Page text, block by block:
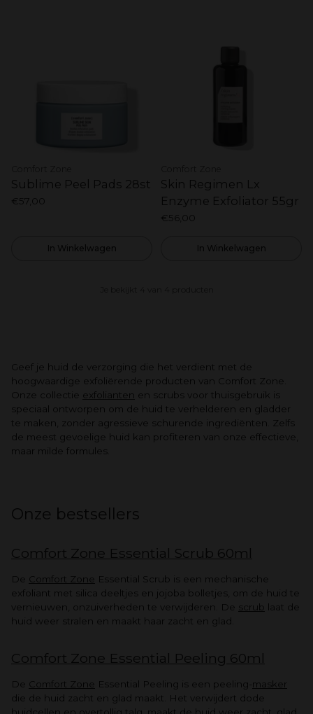
Sublime Peel Pads 28st
€57,00
In Winkelwagen
Skin Regimen Lx
Enzyme Exfoliator 55gr
€56,00
In Winkelwagen
Geef je huid de verzorging die het verdient met de
hoogwaardige exfoliërende producten van Comfort Zone.
Onze collectie exfolianten en scrubs voor thuisgebruik is
speciaal ontworpen om de huid te verhelderen en gladder
te maken, zonder agressieve schurende ingrediënten. Zelfs
de meest gevoelige huid kan profiteren van onze effectieve,
maar milde formules.
Onze bestsellers
Comfort Zone Essential Scrub 60ml
De Comfort Zone Essential Scrub is een mechanische
exfoliant met silica deeltjes en jojoba bolletjes, om de huid te
vernieuwen, onzuiverheden te verwijderen. De
scrub laat de
huid weer stralen en maakt haar zacht en glad.
Comfort Zone Essential Peeling 60ml
De Comfort Zone Essential Peeling is een peeling- masker
die de huid zacht en glad maakt. Het verwijdert dode
huidcellen en overtollig talg, maakt de huid weer zacht, glad